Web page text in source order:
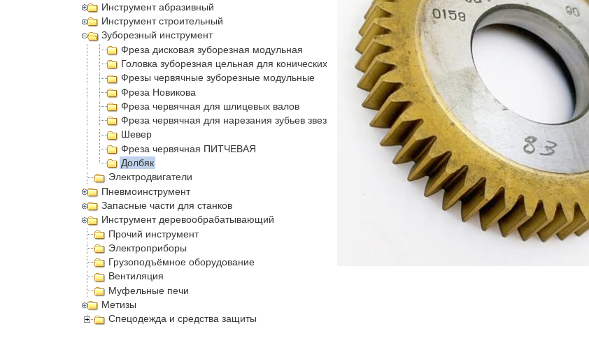
Инструмент абразивный
Инструмент строительный
Зуборезный инструмент
Фреза дисковая зуборезная модульная
Головка зуборезная цельная для конических колёс с круговыми зубьями ГОСТ 11906-77
Фрезы червячные зуборезные модульные
Фреза Новикова
Фреза червячная для шлицевых валов
Фреза червячная для нарезания зубьев звездочек
Шевер
Фреза червячная ПИТЧЕВАЯ
Долбяк
Электродвигатели
Пневмоинструмент
Запасные части для станков
Инструмент деревообрабатывающий
Прочий инструмент
Электроприборы
Грузоподъёмное оборудование
Вентиляция
Муфельные печи
Метизы
Спецодежда и средства защиты